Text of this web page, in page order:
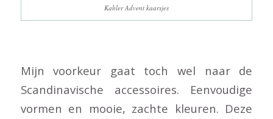
Kahler Advent kaarsjes
Mijn voorkeur gaat toch wel naar de
Scandinavische accessoires. Eenvoudige
vormen en mooie, zachte kleuren. Deze